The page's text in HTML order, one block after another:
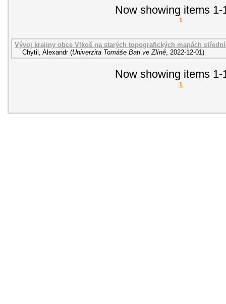
Now showing items 1-
1
Vývoj krajiny obce Vlkoš na starých topografických mapách
Chytil, Alexandr (Univerzita Tomáše Bati ve Zlíně, 2022-12-01)
Now showing items 1-
1